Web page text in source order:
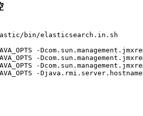
bin/elasticsearch.in.sh
-
-
-
-